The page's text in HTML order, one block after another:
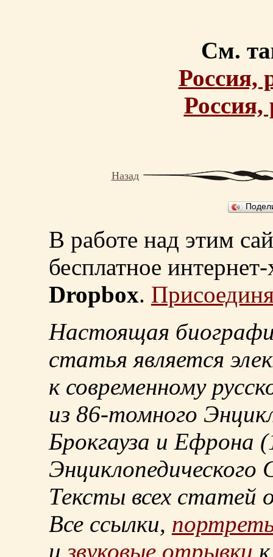
См.
Россия,
Назад
В работе над этим
бесплатное
Dropbox.
Настоящая
статья является
к современному
из 86-томного
Брокгауза и Ефрона
Энциклопедического
Тексты всех статей
Все ссылки,
и звуковые отрывки